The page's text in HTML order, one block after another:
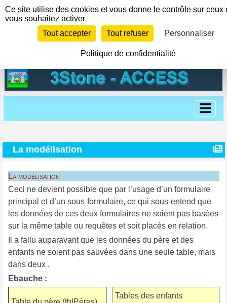
La modélisation
La modélisation
Ceci ne devient possible que par l’usage d’un formulaire
principal et d’un sous-formulaire, ce qui sous-entend que
les données de ces deux formulaires ne soient pas basées
sur la même table ou requêtes et soit placés en relation.
Il a fallu auparavant que les données du père et des
enfants ne soient pas sauvées dans une seule table, mais
dans deux .
Ebauche :
Tables des enfants
Panneau de gestion des cookies
Ce site utilise des cookies et vous donne le contrôle sur ceux
vous souhaitez activer
Tout accepter
Tout refuser Personnaliser
Politique de confidentialité